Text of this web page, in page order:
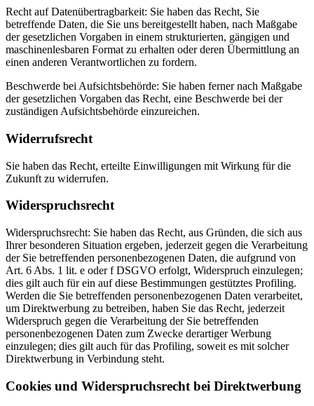
Recht auf Datenübertragbarkeit: Sie haben das Recht, Sie
betreffende Daten, die Sie uns bereitgestellt haben, nach Maßgabe
der gesetzlichen Vorgaben in einem strukturierten, gängigen und
maschinenlesbaren Format zu erhalten oder deren Übermittlung an
einen anderen Verantwortlichen zu fordern.
Beschwerde bei Aufsichtsbehörde: Sie haben ferner nach Maßgabe
der gesetzlichen Vorgaben das Recht, eine Beschwerde bei der
zuständigen Aufsichtsbehörde einzureichen.
Widerrufsrecht
Sie haben das Recht, erteilte Einwilligungen mit Wirkung für die
Zukunft zu widerrufen.
Widerspruchsrecht
Widerspruchsrecht: Sie haben das Recht, aus Gründen, die sich aus
Ihrer besonderen Situation ergeben, jederzeit gegen die Verarbeitung
der Sie betreffenden personenbezogenen Daten, die aufgrund von
Art. 6 Abs. 1 lit. e oder f DSGVO erfolgt, Widerspruch einzulegen;
dies gilt auch für ein auf diese Bestimmungen gestütztes Profiling.
Werden die Sie betreffenden personenbezogenen Daten verarbeitet,
um Direktwerbung zu betreiben, haben Sie das Recht, jederzeit
Widerspruch gegen die Verarbeitung der Sie betreffenden
personenbezogenen Daten zum Zwecke derartiger Werbung
einzulegen; dies gilt auch für das Profiling, soweit es mit solcher
Direktwerbung in Verbindung steht.
Cookies und Widerspruchsrecht bei Direktwerbung